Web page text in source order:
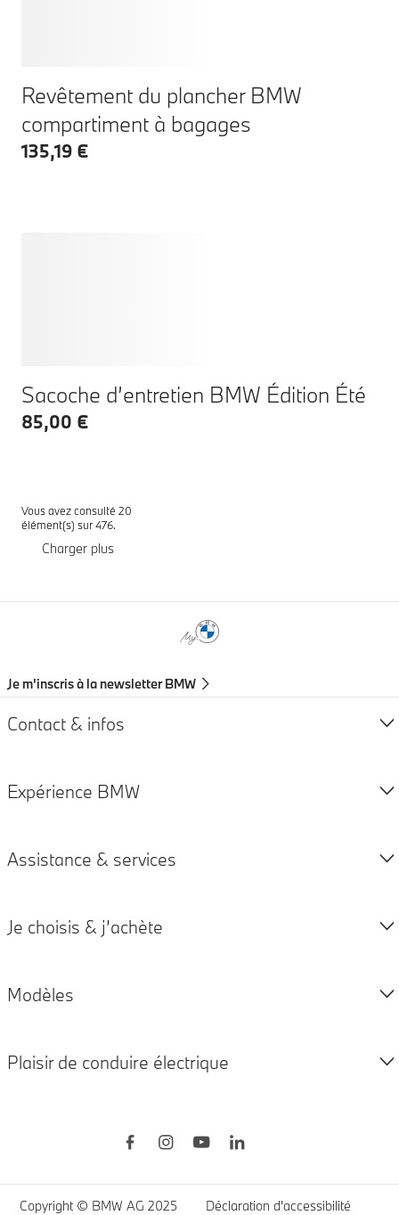
Revêtement du plancher BMW
compartiment à bagages
135,19 €
Sacoche d’entretien BMW Édition Été
85,00 €
Vous avez consulté 20
élément(s) sur 476.
Charger plus
Notes de bas de page